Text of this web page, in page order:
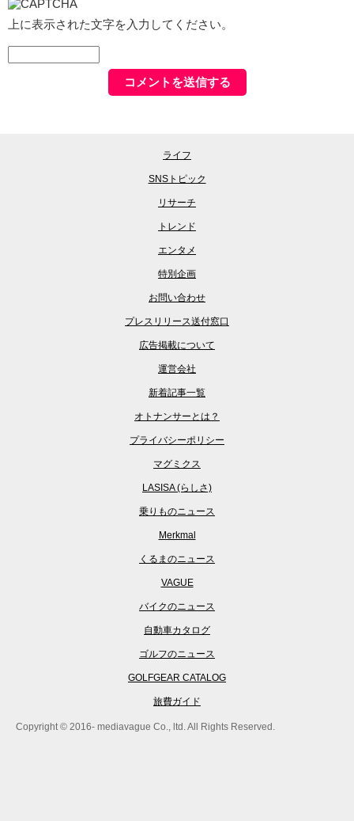
上に表示された文字を入力してください。
ライフ
SNSトピック
リサーチ
トレンド
エンタメ
特別企画
お問い合わせ
プレスリリース送付窓口
広告掲載について
運営会社
新着記事一覧
オトナンサーとは？
プライバシーポリシー
マグミクス
LASISA (らしさ)
乗りものニュース
Merkmal
くるまのニュース
VAGUE
バイクのニュース
自動車カタログ
ゴルフのニュース
GOLFGEAR CATALOG
旅費ガイド
Copyright © 2016- mediavague Co., ltd. All Rights Reserved.